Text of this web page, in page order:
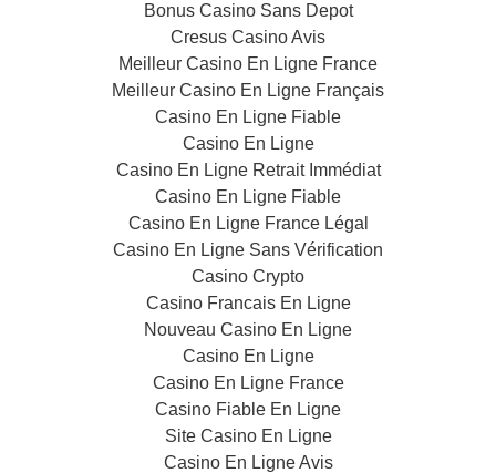
Bonus Casino Sans Depot
Cresus Casino Avis
Meilleur Casino En Ligne France
Meilleur Casino En Ligne Français
Casino En Ligne Fiable
Casino En Ligne
Casino En Ligne Retrait Immédiat
Casino En Ligne Fiable
Casino En Ligne France Légal
Casino En Ligne Sans Vérification
Casino Crypto
Casino Francais En Ligne
Nouveau Casino En Ligne
Casino En Ligne
Casino En Ligne France
Casino Fiable En Ligne
Site Casino En Ligne
Casino En Ligne Avis